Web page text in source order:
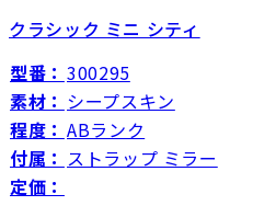
クラシック ミニ シティ
型番： 300295
素材： シープスキン
程度： ABランク
付属： ストラップ ミラー
定価：